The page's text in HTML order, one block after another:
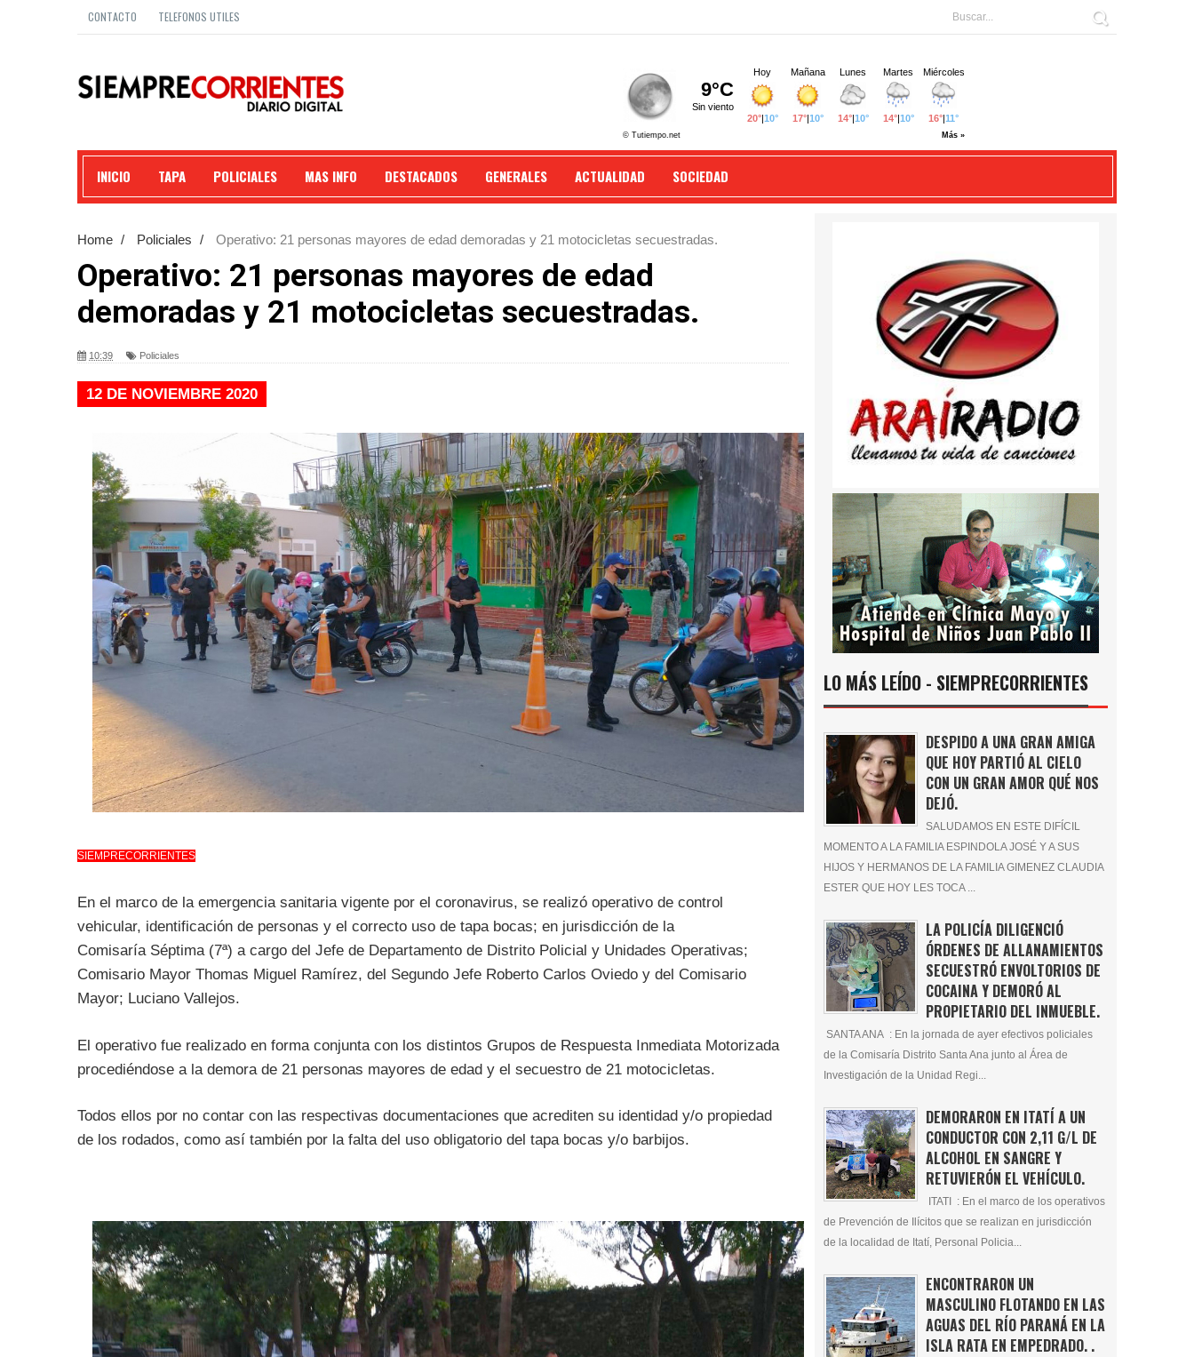
CONTACTO TELEFONOS UTILES
INICIO TAPA POLICIALES MAS INFO DESTACADOS GENERALES ACTUALIDAD SOCIEDAD
Home / Policiales / Operativo: 21 personas mayores de edad demoradas y 21 motocicletas secuestradas.
Operativo: 21 personas mayores de edad
demoradas y 21 motocicletas secuestradas.
10:39 Policiales
12 DE NOVIEMBRE 2020
SIEMPRECORRIENTES
En el marco de la emergencia sanitaria vigente por el coronavirus, se realizó operativo de control
vehicular, identificación de personas y el correcto uso de tapa bocas; en jurisdicción de la
Comisaría Séptima (7ª) a cargo del Jefe de Departamento de Distrito Policial y Unidades Operativas;
Comisario Mayor Thomas Miguel Ramírez, del Segundo Jefe Roberto Carlos Oviedo y del Comisario
Mayor; Luciano Vallejos.
El operativo fue realizado en forma conjunta con los distintos Grupos de Respuesta Inmediata Motorizada
procediéndose a la demora de 21 personas mayores de edad y el secuestro de 21 motocicletas.
Todos ellos por no contar con las respectivas documentaciones que acrediten su identidad y/o propiedad
de los rodados, como así también por la falta del uso obligatorio del tapa bocas y/o barbijos.
LO MÁS LEÍDO - SIEMPRECORRIENTES
DESPIDO A UNA GRAN AMIGA
QUE HOY PARTIÓ AL CIELO
CON UN GRAN AMOR QUÉ NOS
DEJÓ.
SALUDAMOS EN ESTE DIFÍCIL
MOMENTO A LA FAMILIA ESPINDOLA JOSÉ Y A SUS
HIJOS Y HERMANOS DE LA FAMILIA GIMENEZ CLAUDIA
ESTER QUE HOY LES TOCA ...
LA POLICÍA DILIGENCIÓ
ÓRDENES DE ALLANAMIENTOS
SECUESTRÓ ENVOLTORIOS DE
COCAINA Y DEMORÓ AL
PROPIETARIO DEL INMUEBLE.
SANTA ANA : En la jornada de ayer efectivos policiales
de la Comisaría Distrito Santa Ana junto al Área de
Investigación de la Unidad Regi...
DEMORARON EN ITATÍ A UN
CONDUCTOR CON 2,11 G/L DE
ALCOHOL EN SANGRE Y
RETUVIERÓN EL VEHÍCULO.
ITATI : En el marco de los operativos
de Prevención de Ilícitos que se realizan en jurisdicción
de la localidad de Itatí, Personal Policia...
ENCONTRARON UN
MASCULINO FLOTANDO EN LAS
AGUAS DEL RÍO PARANÁ EN LA
ISLA RATA EN EMPEDRADO. .